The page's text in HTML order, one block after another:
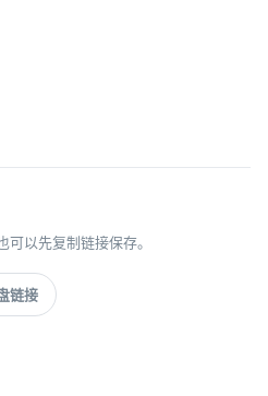
以先复制链接保存。
链接